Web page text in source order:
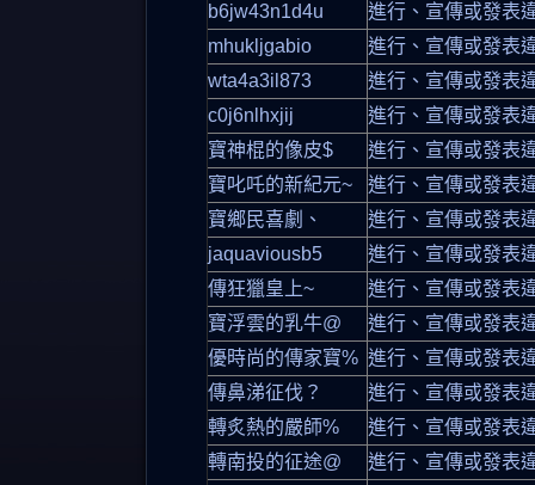
b6jw43n1d4u
進行、宣傳或發表
mhukljgabio
進行、宣傳或發表
wta4a3il873
進行、宣傳或發表
c0j6nlhxjij
進行、宣傳或發表
寶神棍的像皮$
進行、宣傳或發表
寶叱吒的新紀元~
進行、宣傳或發表
寶鄉民喜劇、
進行、宣傳或發表
jaquaviousb5
進行、宣傳或發表
傳狂獵皇上~
進行、宣傳或發表
寶浮雲的乳牛@
進行、宣傳或發表
優時尚的傳家寶% 進行、宣傳或發表
傳鼻涕征伐？
進行、宣傳或發表
轉炙熱的嚴師%
進行、宣傳或發表
轉南投的征途@
進行、宣傳或發表